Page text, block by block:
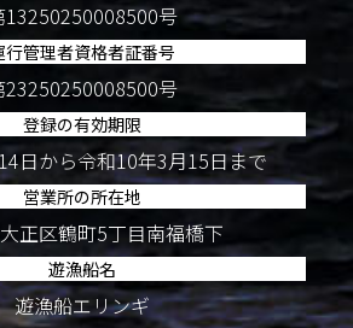
13250250008500号
行管理者資格者証番号
23250250008500号
登録の有効期限
日から令和10年3月15日まで
営業所の所在地
正区鶴町5丁目南福橋下
遊漁船名
遊漁船エリンギ